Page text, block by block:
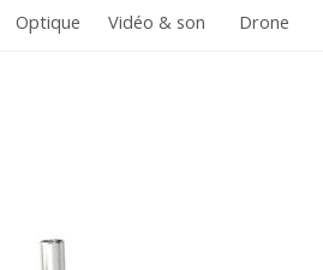
Optique Vidéo & son Drone